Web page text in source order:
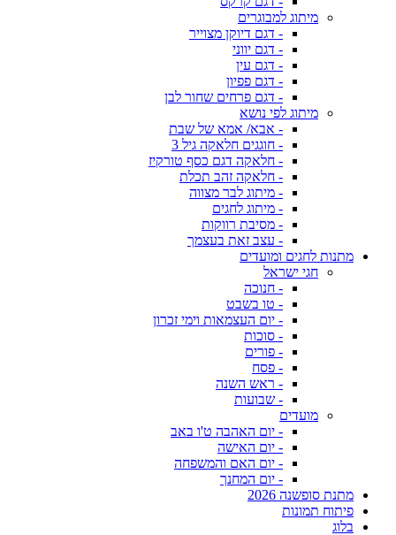
מיתוג למבוגרים
- דגם דיוקן מצוייר
- דגם יווני
- דגם עין
- דגם פפיון
- דגם פרחים שחור לבן
מיתוג לפי נושא
- אבא/ אמא של שבת
- חוגגים חלאקה גיל 3
- חלאקה דגם כסף טורקיז
- חלאקה זהב תכלת
- מיתוג לבר מצווה
- מיתוג לחגים
- מסיבת רווקות
- עצב זאת בעצמך
מתנות לחגים ומועדים
חגי ישראל
- חנוכה
- טו בשבט
- יום העצמאות וימי זכרון
- סוכות
- פורים
- פסח
- ראש השנה
- שבועות
מועדים
- יום האהבה ט'ו באב
- יום האישה
- יום האם והמשפחה
- יום המחנך
מתנת סופשנה 2026
פיתוח תמונות
בלוג